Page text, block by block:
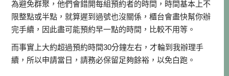
為避免群聚，他們會錯開每組預約者的時間，時間基本上不
限整點或半點，就算遲到過號也沒關係，櫃台會盡快幫你辦
完手續，因此盡可能預約早一點的時間，比較不用等。
而事實上大約超過預約時間30分鐘左右，才輪到我辦理手
續，所以申請當日，請務必保留足夠餘裕，以免白跑。